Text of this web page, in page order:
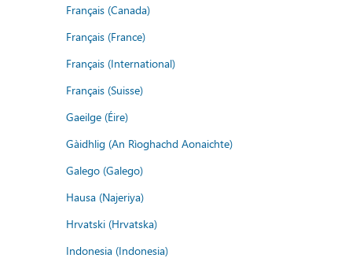
Français (Canada)
Français (France)
Français (International)
Français (Suisse)
Gaeilge (Éire)
Gàidhlig (An Rìoghachd Aonaichte)
Galego (Galego)
Hausa (Najeriya)
Hrvatski (Hrvatska)
Indonesia (Indonesia)